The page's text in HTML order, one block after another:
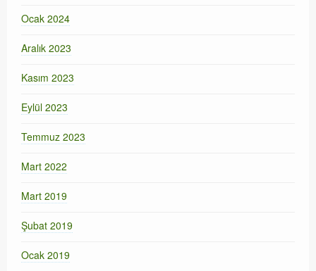
Ocak 2024
Aralık 2023
Kasım 2023
Eylül 2023
Temmuz 2023
Mart 2022
Mart 2019
Şubat 2019
Ocak 2019